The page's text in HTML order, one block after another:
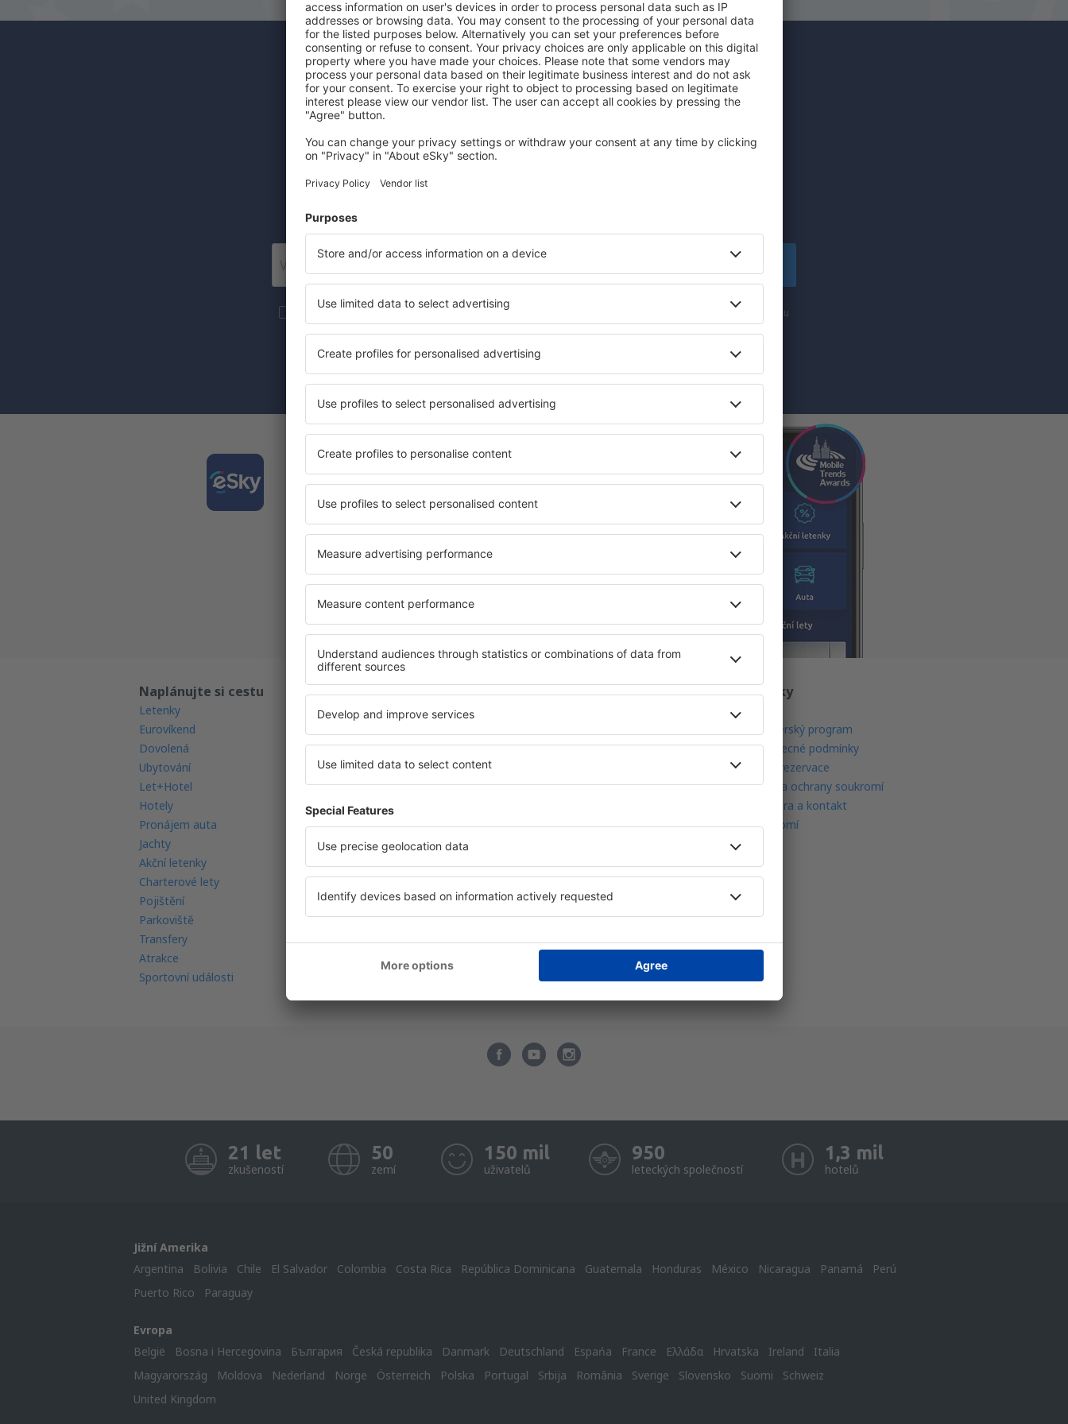
Odběratelé newsletteru cestují více za
Levné lety, dovolené, eurovíkendy - získejte informace o jedinečných
akčních letenkách dříve než kdokoli jiný.
Více cestování za skvělé ceny v newsletteru.
Souhlasím s odběrem marketingových informací (formou
newsletteru) od eSky.pl S.A. na mnou poskytnutou e-mailovou adresu.
Zaznačením políčka pro odběr newsletteru, vepsáním e-mailové adresy a zvolením možnosti „Zapsat se“
Stáhněte si naši aplikaci
a plánujte své cesty pohodlně
Nejlépe hodnocená aplikace v kategorii cestování
Každý den nové nabídky na dosah ruky
Všechny vaše rezervace na jednom místě
Naplánujte si cestu
Letenky
Eurovíkend
Dovolená
Ubytování
Let+Hotel
Hotely
Pronájem auta
Jachty
Akční letenky
Charterové lety
Pojištění
Parkoviště
Transfery
Atrakce
Sportovní události
Přečtěte si více
Garance nejnižší ceny
MultiLine
Letový radar
Levné letecké společnosti
Národní letecké společnosti
Recenze leteckých společností
Letiště
Recenze letišť
Informace o zavazadlech
FAQ - Tipy pro cestovatele
Letecké společnosti
easyJet
KLM
Vueling
Turkish Airlines
SWISS Airlines
O eSky
Partnerský program
Všeobecné podmínky
Moje rezervace
Politika ochrany soukromí
Podpora a kontakt
Soukromí
21 let
zkušeností
50
zemí
150 mil
uživatelů
950
leteckých společností
1,3 mil
hotelů
Jižní Amerika
Argentina
Bolivia Chile El Salvador Colombia Costa Rica República Dominicana Guatemala Honduras México Nicaragua Panamá
Perú
Puerto Rico
Paraguay
Evropa
België
Bosna i Hercegovina България Česká republika Danmark Deutschland Espańa France Ελλάδα Hrvatska Ireland
Italia
Magyarország
Moldova Nederland Norge Österreich Polska Portugal Srbija România Sverige Slovensko Suomi
Schweiz
United Kingdom